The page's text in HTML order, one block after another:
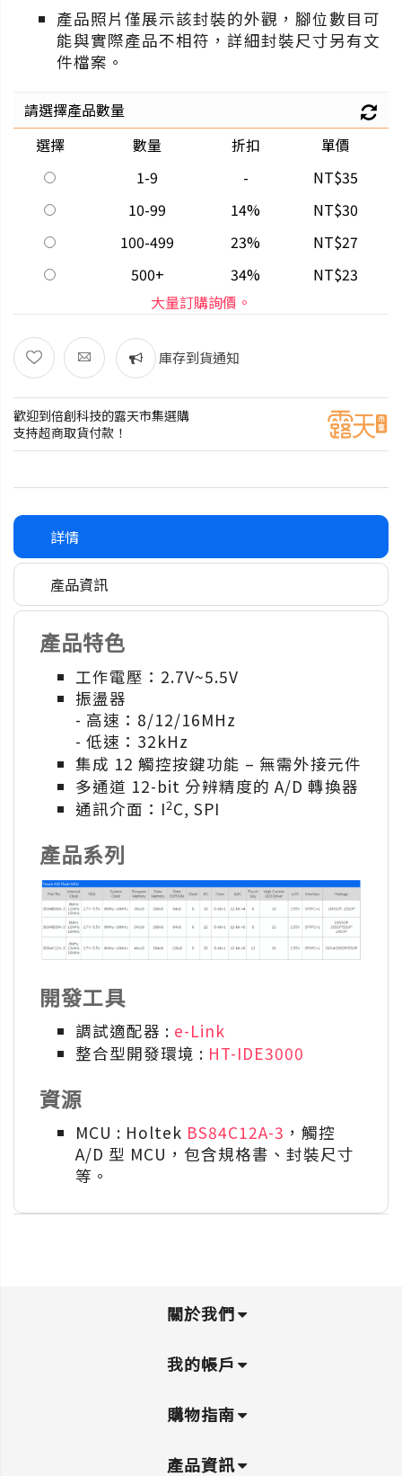
產品照片僅展示該封裝的外觀，腳位數目可
能與實際產品不相符，詳細封裝尺寸另有文
件檔案。
請選擇產品數量
選擇
數量 折扣
單價
1-9
-
NT$35
10-99
14%
NT$30
100-499
23%
NT$27
500+
34%
NT$23
大量訂購詢價。
庫存到貨通知
歡迎到倍創科技的露天市集選購
支持超商取貨付款！
詳情
產品資訊
產品特色
工作電壓：2.7V~5.5V
振盪器
- 高速：8/12/16MHz
- 低速：32kHz
集成 12 觸控按鍵功能 – 無需外接元件
多通道 12-bit 分辨精度的 A/D 轉換器
通訊介面：I2C, SPI
產品系列
開發工具
調試適配器 : e-Link
整合型開發環境 : HT-IDE3000
資源
MCU : Holtek BS84C12A-3 ，觸控
A/D 型 MCU，包含規格書、封裝尺寸
等。
關於我們
我的帳戶
購物指南
產品資訊